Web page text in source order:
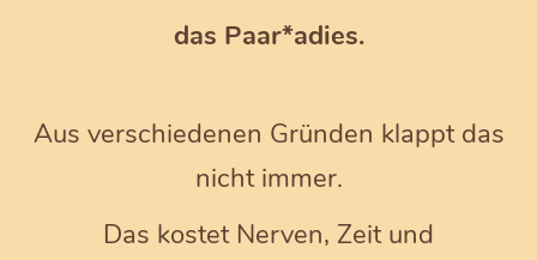
das Paar*adies.
Aus verschiedenen Gründen klappt das
nicht immer.
Das kostet Nerven, Zeit und